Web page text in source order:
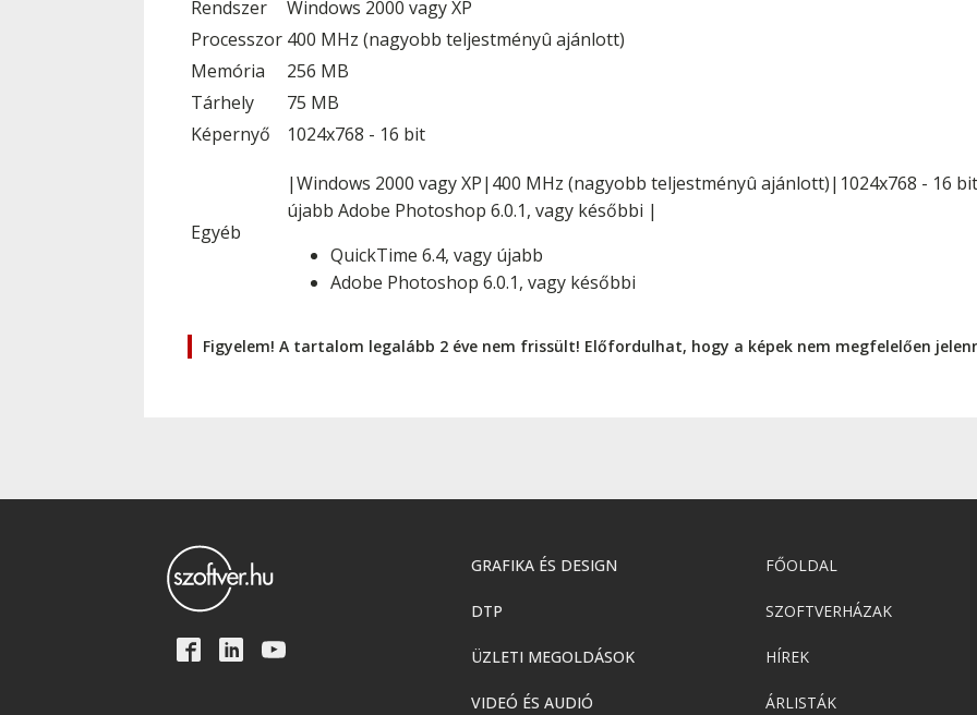
Rendszer
Windows 2000 vagy XP
Processzor 400 MHz (nagyobb teljestményû ajánlott)
Memória
256 MB
Tárhely
75 MB
Képernyő
1024x768 - 16 bit
Egyéb
|Windows 2000 vagy XP|400 MHz (nagyobb teljestményû ajánlott)|1024x768 - 16
újabb Adobe Photoshop 6.0.1, vagy későbbi |
QuickTime 6.4, vagy újabb
Adobe Photoshop 6.0.1, vagy későbbi
Figyelem! A tartalom legalább 2 éve nem frissült! Előfordulhat, hogy a képek nem megfelelően
GRAFIKA ÉS DESIGN
DTP
ÜZLETI MEGOLDÁSOK
VIDEÓ ÉS AUDIÓ
FŐOLDAL
SZOFTVERHÁZAK
HÍREK
ÁRLISTÁK